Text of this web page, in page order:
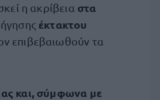
η ακρίβεια στα
έκτακτου
επιβεβαιωθούν τα
και, σύμφωνα με